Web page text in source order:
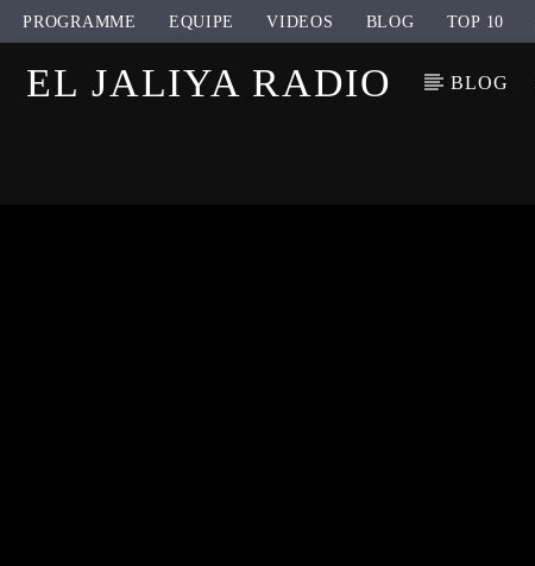
PROGRAMME EQUIPE VIDEOS BLOG TOP 10
EL JALIYA RADIO BLOG